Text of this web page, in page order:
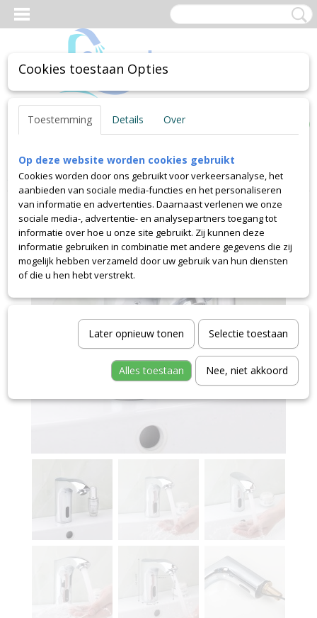
Inloggen Registreren
(0)
Home >Sensorkranen>Wasbak kranen met sensor
sensorkraan 21
Cookies toestaan Opties
Toestemming Details Over
Op deze website worden cookies gebruikt
Cookies worden door ons gebruikt voor verkeersanalyse, het
aanbieden van sociale media-functies en het personaliseren
van informatie en advertenties. Daarnaast verlenen we onze
sociale media-, advertentie- en analysepartners toegang tot
informatie over hoe u onze site gebruikt. Zij kunnen deze
informatie gebruiken in combinatie met andere gegevens die zij
mogelijk hebben verzameld door uw gebruik van hun diensten
of die u hen hebt verstrekt.
Later opnieuw tonen Selectie toestaan
Alles toestaan Nee, niet akkoord